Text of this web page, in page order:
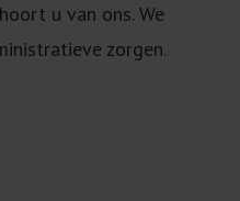
u van ons. We
zorgen.